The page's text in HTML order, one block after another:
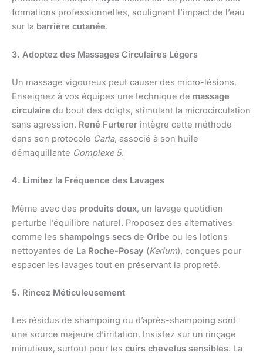
formations professionnelles, soulignant l’impact de l’eau
sur la barrière cutanée.
3. Adoptez des Massages Circulaires Légers
Un massage vigoureux peut causer des micro-lésions.
Enseignez à vos équipes une technique de massage
circulaire du bout des doigts, stimulant la microcirculation
sans agression. René Furterer intègre cette méthode
dans son protocole Carla, associé à son huile
démaquillante Complexe 5.
4. Limitez la Fréquence des Lavages
Même avec des produits doux, un lavage quotidien
perturbe l’équilibre naturel. Proposez des alternatives
comme les shampoings secs de Oribe ou les lotions
nettoyantes de La Roche-Posay (Kerium), conçues pour
espacer les lavages tout en préservant la propreté.
5. Rincez Méticuleusement
Les résidus de shampoing ou d’après-shampoing sont
une source majeure d’irritation. Insistez sur un rinçage
minutieux, surtout pour les cuirs chevelus sensibles. La